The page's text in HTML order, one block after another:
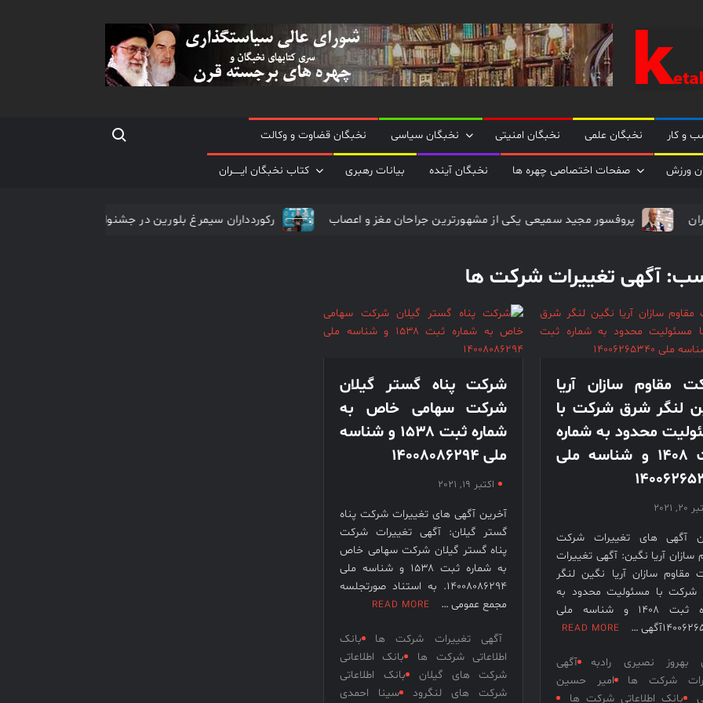
نخبگان
نخبگان
تایمز/
نخبگان
رسمی
ایران –
اقتصادی
ایران –
کتاب
نخبگان
– کتاب
نخبگان
ورزش
ایران –
کتاب
– کتاب
نخبگان
ایران
و کار نخبگان علمی نخبگان امنیتی نخبگان سیاسی نخبگان قضاوت و وکالت
ورزش صفحات اختصاصی چهره ها نخبگان آینده بیانات رهبری کتاب نخبگان ایـــــران
Search for:
رکوردداران سیمرغ بلورین در جشنواره فجر پروفسور مجید سمیعی یکی از مشهورترین جراحان مغز و اعصاب ایران
آگهی تغییرات شرکت ها
مقاوم سازان آریا
لنگر شرق شرکت با
محدود به شماره
ثبت ۱۴۰۸ و شناسه ملی
2021
آگهی های تغییرات شرکت
سازان آریا نگین: آگهی تغییرات
مقاوم سازان آریا نگین لنگر
با مسئولیت محدود به
شماره ثبت ۱۴۰۸ و شناسه ملی
…
READ MORE
بهروز نصیری رادبه
آگهی
شرکت ها
امیر حسین
بانک اطلاعاتی شرکت ها
شرکت پناه گستر گیلان
شرکت سهامی خاص به
شماره ثبت ۱۵۳۸ و شناسه
ملی ۱۴۰۰۸۰۸۶۲۹۴
اکتبر 19, 2021
آخرین آگهی های تغییرات شرکت پناه
گستر گیلان: آگهی تغییرات شرکت
پناه گستر گیلان شرکت سهامی خاص
به شماره ثبت ۱۵۳۸ و شناسه ملی
۱۴۰۰۸۰۸۶۲۹۴. به استناد صورتجلسه
مجمع عمومی …
READ MORE
آگهی تغییرات شرکت ها
بانک
اطلاعاتی شرکت ها
بانک اطلاعاتی
شرکت های گیلان
بانک اطلاعاتی
شرکت های لنگرود
سینا احمدی